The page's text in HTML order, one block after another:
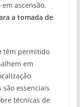
ascensão,
a tomada de
têm permitido
em
essenciais
técnicas de